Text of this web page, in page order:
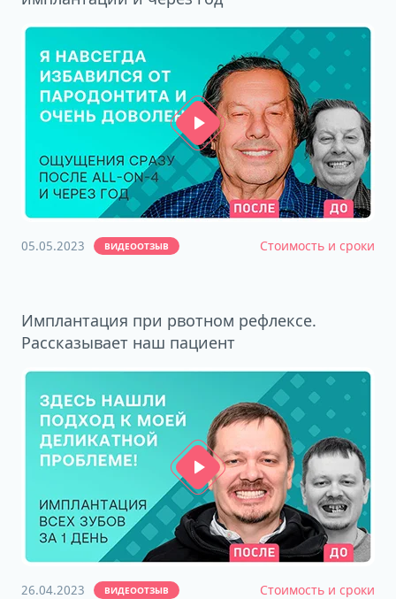
05.05.2023 ВИДЕООТЗЫВ Стоимость и сроки
Имплантация при рвотном рефлексе.
Рассказывает наш пациент
26.04.2023 ВИДЕООТЗЫВ Стоимость и сроки